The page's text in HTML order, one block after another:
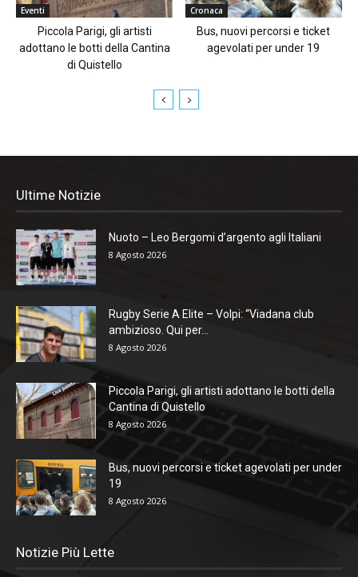
Eventi
Piccola Parigi, gli artisti
adottano le botti della Cantina
di Quistello
Cronaca
Bus, nuovi percorsi e ticket
agevolati per under 19
Ultime Notizie
Nuoto – Leo Bergomi d’argento agli Italiani
8 Agosto 2026
Rugby Serie A Elite – Volpi: “Viadana club
ambizioso. Qui per...
8 Agosto 2026
Piccola Parigi, gli artisti adottano le botti della
Cantina di Quistello
8 Agosto 2026
Bus, nuovi percorsi e ticket agevolati per under
19
8 Agosto 2026
Notizie Più Lette